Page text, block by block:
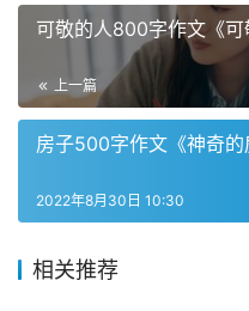
可敬的人800字作文《可
上一篇
房子500字作文《神奇的
2022年8月30日 10:30
相关推荐